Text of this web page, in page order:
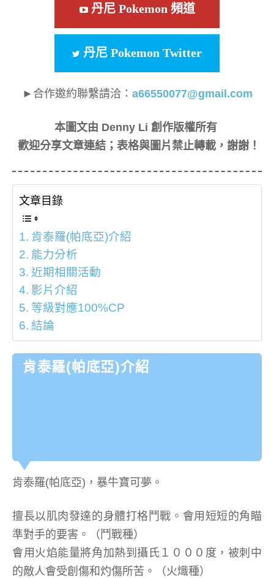
丹尼 Pokemon 頻道
丹尼 Pokemon Twitter
►合作邀約聯繫請洽： a66550077@gmail.com
本圖文由 Denny Li 創作版權所有
歡迎分享文章連結；表格與圖片禁止轉載，謝謝！
文章目錄
肯泰羅(帕底亞)介紹
能力分析
近期相關活動
影片介紹
等級對應100%CP
結論
肯泰羅(帕底亞)介紹
肯泰羅(帕底亞)，暴牛寶可夢。
擅長以肌肉發達的身體打格鬥戰。會用短短的角瞄
準對手的要害。（鬥戰種）
會用火焰能量將角加熱到攝氏１０００度，被刺中
的敵人會受創傷和灼傷所苦。（火熾種）